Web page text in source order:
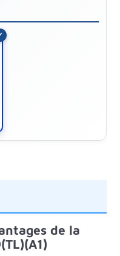
de la